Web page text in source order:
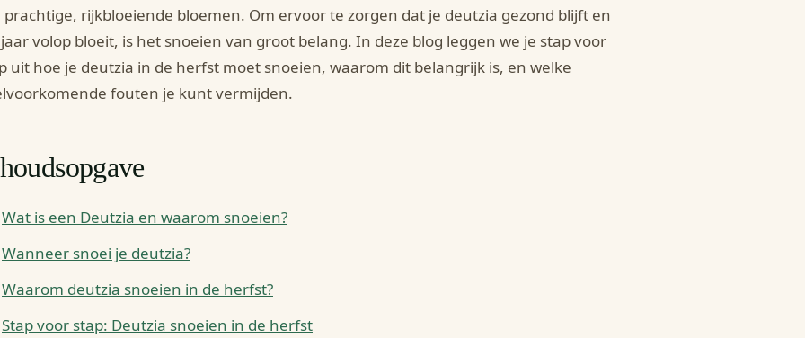
prachtige, rijkbloeiende bloemen. Om ervoor te zorgen dat je deutzia gezond blijft en
volop bloeit, is het snoeien van groot belang. In deze blog leggen we je stap voor
uit hoe je deutzia in de herfst moet snoeien, waarom dit belangrijk is, en welke
fouten je kunt vermijden.
Wat is een Deutzia en waarom snoeien?
Wanneer snoei je deutzia?
Waarom deutzia snoeien in de herfst?
Stap voor stap: Deutzia snoeien in de herfst